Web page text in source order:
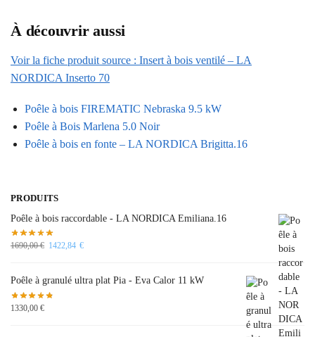
À découvrir aussi
Voir la fiche produit source : Insert à bois ventilé – LA
NORDICA Inserto 70
Poêle à bois FIREMATIC Nebraska 9.5 kW
Poêle à Bois Marlena 5.0 Noir
Poêle à bois en fonte – LA NORDICA Brigitta.16
PRODUITS
Poêle à bois raccordable - LA NORDICA Emiliana.16
1690,00€ 1422,84 €
Poêle à granulé ultra plat Pia - Eva Calor 11 kW
1330,00 €